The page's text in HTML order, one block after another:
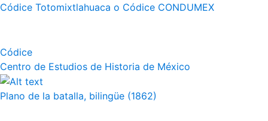
Códice Totomixtlahuaca o Códice CONDUMEX
Códice
Centro de Estudios de Historia de México
Plano de la batalla, bilingüe (1862)